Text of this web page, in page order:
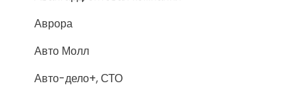
Аврора
Авто Молл
Авто-дело+, СТО